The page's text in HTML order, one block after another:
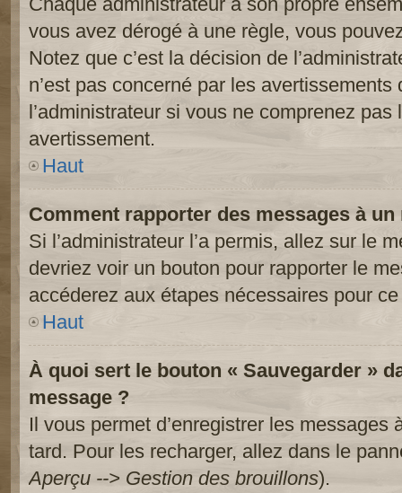
vous avez dérogé à une règle, vous
Notez que c’est la décision de
n’est pas concerné par les avertissements
l’administrateur si vous ne comprenez
avertissement.
Haut
Comment rapporter des messages à
Si l’administrateur l’a permis, allez sur le
devriez voir un bouton pour rapporter le
accéderez aux étapes nécessaires pour
Haut
À quoi sert le bouton « Sauvegarder »
message ?
Il vous permet d’enregistrer les messages
tard. Pour les recharger, allez dans le
Aperçu --> Gestion des brouillons).